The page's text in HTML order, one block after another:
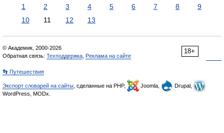
1 2 3 4 5 6 7 8
9
10
11 12 13
18+
© Академик, 2000-2026
Обратная связь: Техподдержка Реклама на сайте
👣 Путешествия
Экспорт словарей на сайты , сделанные на PHP, Joomla,
Drupal,
WordPress, MODx.